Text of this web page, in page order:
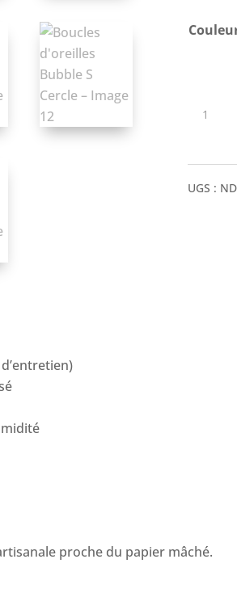
Bubble
UGS : ND
proche du papier mâché.